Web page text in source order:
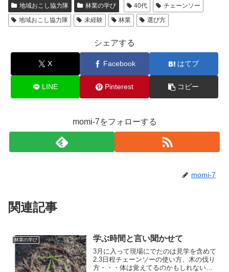
地域おこし協力隊 林業の学び 40代
チェーンソー
地域おこし協力隊
未経験 林業 選び方
シェアする
X Facebook はてブ
LINE Pinterest コピー
momi-7をフォローする
momi-7
関連記事
林業の学び 学ぶ時間と言い聞かせて
3月に入って現場にでたのは見学を含めて
2.3日程チェーンソーの使い方、木の伐り
方・・・体は覚えてるのかもしれないけ